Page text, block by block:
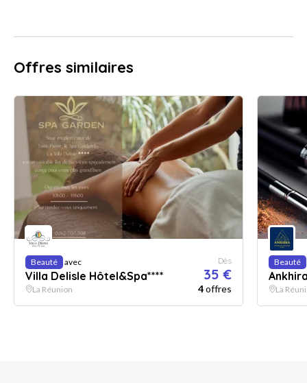
Offres similaires
Beauté avec
Villa Delisle Hôtel&Spa****
Dès
35 €
La Réunion 4offres
Beauté
La